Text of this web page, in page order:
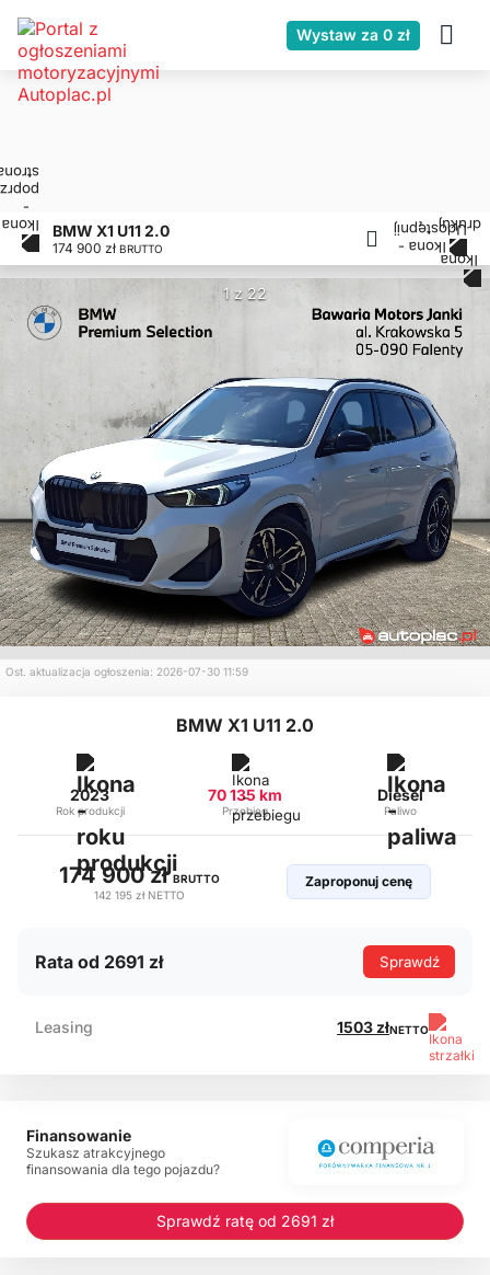
Wystaw za 0 zł
BMW X1 U11 2.0
174 900 zł BRUTTO
1 z 22
Ost. aktualizacja ogłoszenia: 2026-07-30 11:59
BMW X1 U11 2.0
2023
Rok produkcji
70 135 km
Przebieg
Diesel
Paliwo
174 900 złBRUTTO
142 195 zł NETTO
Zaproponuj cenę
Rata od 2691 zł Sprawdź
Leasing 1503 złNETTO
Finansowanie
Szukasz atrakcyjnego
finansowania dla tego pojazdu?
Sprawdź ratę od 2691 zł